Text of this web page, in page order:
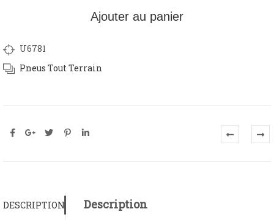
Ajouter au panier
U6781
Pneus Tout Terrain
DESCRIPTION
Description